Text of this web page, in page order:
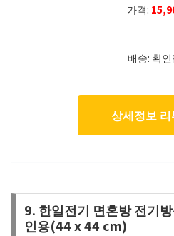
가격:
배송: 확
상세정보
9. 한일전기 면혼방 전기
인용(44 x 44 cm)